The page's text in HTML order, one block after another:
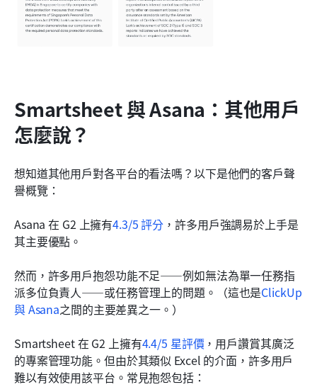
Smartsheet 與 Asana：其他用戶
怎麼說？
想知道其他用戶對各平台的看法嗎？以下是他們的客戶聲
譽概覽：
Asana 在 G2 上擁有4.3/5 評分 ，許多用戶強調易於上手是
其主要優點。
然而，許多用戶抱怨功能不足——例如無法為單一任務指
派多位負責人——或任務管理上的問題。（這也是ClickUp
與 Asana之間的主要差異之一。）
Smartsheet 在 G2 上擁有4.4/5 星評價，用戶讚賞其廣泛
的專案管理功能。但由於其類似 Excel 的介面，許多用戶
難以有效使用該平台。常見抱怨包括：